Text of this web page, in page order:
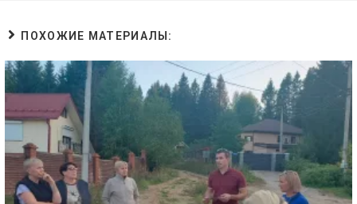
ПОХОЖИЕ МАТЕРИАЛЫ: